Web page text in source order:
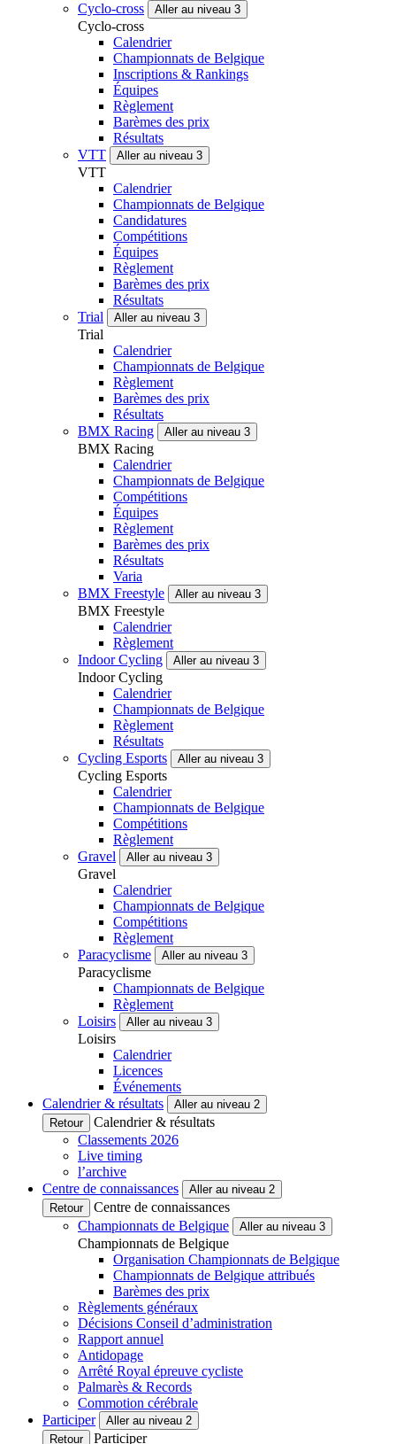
Cyclo-cross
Aller au niveau 3
Cyclo-cross
Calendrier
Championnats de Belgique
Inscriptions & Rankings
Équipes
Règlement
Barèmes des prix
Résultats
VTT
Aller au niveau 3
VTT
Calendrier
Championnats de Belgique
Candidatures
Compétitions
Équipes
Règlement
Barèmes des prix
Résultats
Trial
Aller au niveau 3
Trial
Calendrier
Championnats de Belgique
Règlement
Barèmes des prix
Résultats
BMX Racing
Aller au niveau 3
BMX Racing
Calendrier
Championnats de Belgique
Compétitions
Équipes
Règlement
Barèmes des prix
Résultats
Varia
BMX Freestyle
Aller au niveau 3
BMX Freestyle
Calendrier
Règlement
Indoor Cycling
Aller au niveau 3
Indoor Cycling
Calendrier
Championnats de Belgique
Règlement
Résultats
Cycling Esports
Aller au niveau 3
Cycling Esports
Calendrier
Championnats de Belgique
Compétitions
Règlement
Gravel
Aller au niveau 3
Gravel
Calendrier
Championnats de Belgique
Compétitions
Règlement
Paracyclisme
Aller au niveau 3
Paracyclisme
Championnats de Belgique
Règlement
Loisirs
Aller au niveau 3
Loisirs
Calendrier
Licences
Événements
Calendrier & résultats
Aller au niveau 2
Retour
Calendrier & résultats
Classements 2026
Live timing
l’archive
Centre de connaissances
Aller au niveau 2
Retour
Centre de connaissances
Championnats de Belgique
Aller au niveau 3
Championnats de Belgique
Organisation Championnats de Belgique
Championnats de Belgique attribués
Barèmes des prix
Règlements généraux
Décisions Conseil d’administration
Rapport annuel
Antidopage
Arrêté Royal épreuve cycliste
Palmarès & Records
Commotion cérébrale
Participer
Aller au niveau 2
Retour
Participer